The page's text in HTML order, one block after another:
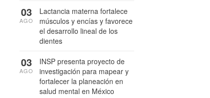
Lactancia materna fortalece
músculos y encías y favorece
el desarrollo lineal de los
dientes
03
AGO
INSP presenta proyecto de
investigación para mapear y
fortalecer la planeación en
salud mental en México
03
AGO